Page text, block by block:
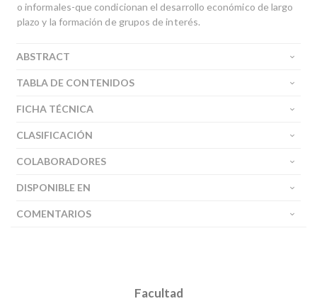
o informales-que condicionan el desarrollo económico de largo
plazo y la formación de grupos de interés.
ABSTRACT
TABLA DE CONTENIDOS
FICHA TÉCNICA
CLASIFICACIÓN
COLABORADORES
DISPONIBLE EN
COMENTARIOS
Facultad